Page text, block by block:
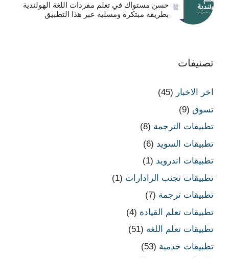
حسن مستواك في تعلم مفردات اللغة الهولندية
بطريقة مبتكرة ومسلية عبر هذا التطبيق
تصنيفات
اخر الاخبار (45)
تسوق (9)
تطبيقات الترجمة (8)
تطبيقات السويد (6)
تطبيقات اندرويد (1)
تطبيقات تجنب الرادارات (1)
تطبيقات ترجمة (7)
تطبيقات تعلم القيادة (4)
تطبيقات تعلم اللغة (51)
تطبيقات خدمية (53)